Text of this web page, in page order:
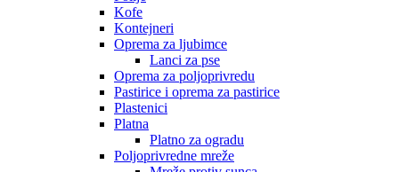
Kofe
Kontejneri
Oprema za ljubimce
Lanci za pse
Oprema za poljoprivredu
Pastirice i oprema za pastirice
Plastenici
Platna
Platno za ogradu
Poljoprivredne mreže